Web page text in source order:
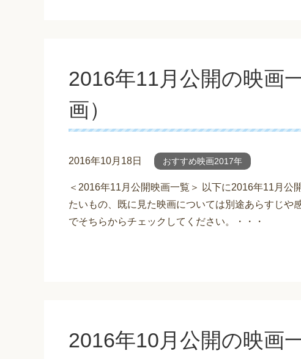
2016年11月公開の映画
画）
2016年10月18日 おすすめ映画2017年
＜2016年11月公開映画一覧＞ 以下に2016年11月公
たいもの、既に見た映画については別途あらすじや
でそちらからチェックしてください。・・・
2016年10月公開の映画